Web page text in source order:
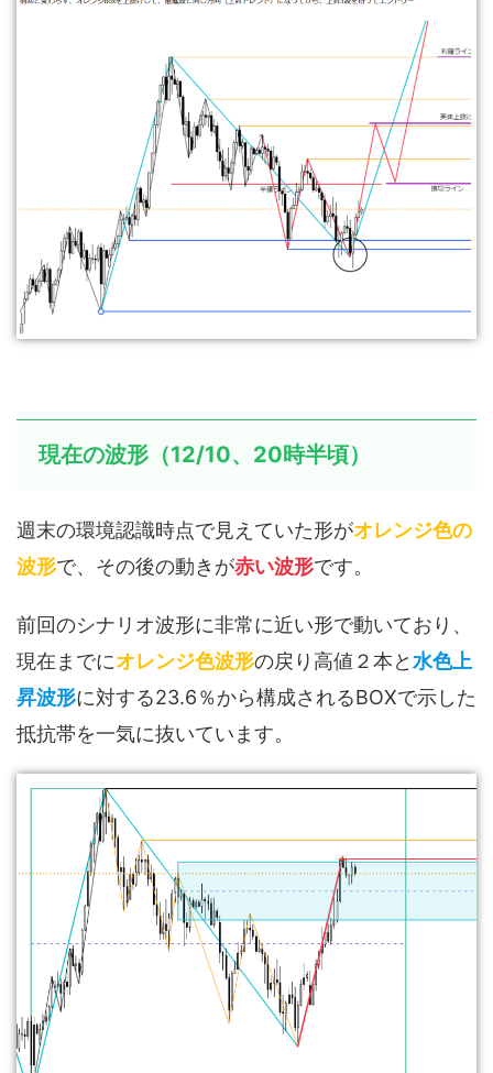
現在の波形（12/10、20時半頃）
週末の環境認識時点で見えていた形がオレンジ色の
波形で、その後の動きが赤い波形です。
前回のシナリオ波形に非常に近い形で動いており、
現在までにオレンジ色波形の戻り高値２本と水色上
昇波形に対する23.6％から構成されるBOXで示した
抵抗帯を一気に抜いています。